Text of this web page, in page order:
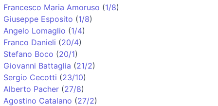
Francesco Maria Amoruso (1/8)
Giuseppe Esposito (1/8)
Angelo Lomaglio (1/4)
Franco Danieli (20/4)
Stefano Boco (20/1)
Giovanni Battaglia (21/2)
Sergio Cecotti (23/10)
Alberto Pacher (27/8)
Agostino Catalano (27/2)